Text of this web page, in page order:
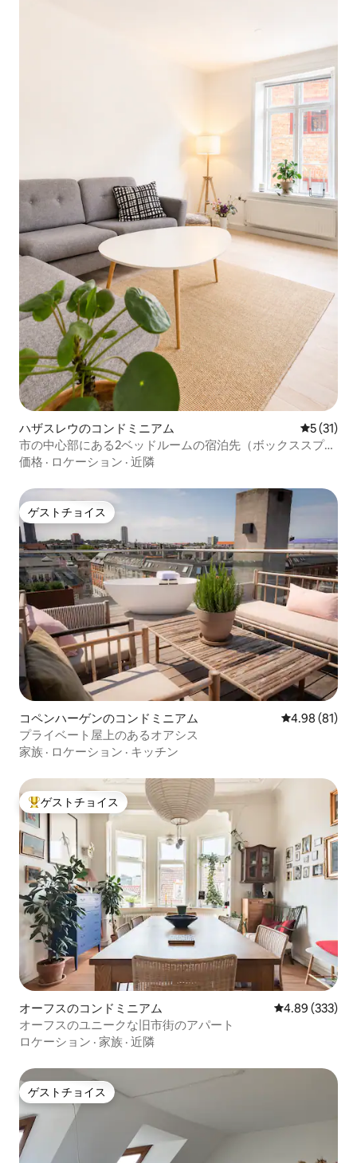
ハザスレウのコンドミニアム レビュー
5 (31)
市の中心部にある2ベッドルームの宿泊先（ボックススプリ
ングベッド付き）
価格 · ロケーション · 近隣
ゲストチョイス
ゲストチョイス
コペンハーゲンのコンドミニアム レビュー81
4.98 (81)
プライベート屋上のあるオアシス
家族 · ロケーション · キッチン
大好評のゲストチョイスです。
ゲストチョイス
オーフスのコンドミニアム レビュー333
4.89 (333)
オーフスのユニークな旧市街のアパート
ロケーション · 家族 · 近隣
ゲストチョイス
ゲストチョイス